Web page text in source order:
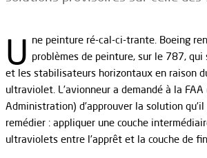
U ne peinture ré-cal-ci-trante. Boeing
problèmes de peinture, sur le 787, qui
et les stabilisateurs horizontaux en raison
ultraviolet. L’avionneur a demandé à la
Administration) d’approuver la solution
remédier : appliquer une couche
ultraviolets entre l’apprêt et la couche de